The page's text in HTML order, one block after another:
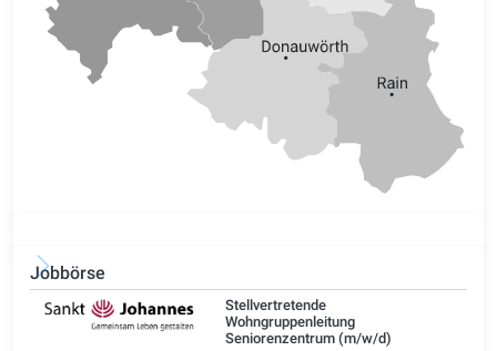
Jobbörse
Stellvertretende
Wohngruppenleitung
Seniorenzentrum (m/w/d)